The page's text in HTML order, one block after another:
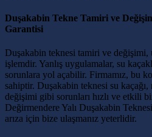
Duşakabin Tekne Tamiri ve
Garantisi
Duşakabin teknesi tamiri ve değişimi,
işlemdir. Yanlış uygulamalar, su
sorunlara yol açabilir. Firmamız, bu
sahiptir. Duşakabin teknesi su
değişimi gibi sorunları hızlı ve etkili
Değirmendere Yalı Duşakabin
arıza için bize ulaşmanız yeterlidir.